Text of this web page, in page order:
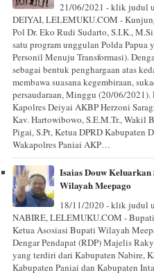
21/06/2021 - klik judul
DEIYAI, LELEMUKU.COM -
Pol Dr. Eko Rudi Sudarto, S.I.K.,
satu program unggulan Polda Papua
Personil Menuju Transformasi).
sebagai bentuk penghargaan atas
membawa suasana kegembiraan,
persaudaraan, Minggu (20/06/
Kapolres Deiyai AKBP Herzoni
Kav. Hartowibowo, S.E.M.Tr., Wakil
Pigai, S.Pt, Ketua DPRD Kabupaten
Wakapolres Paniai AKP…
Isaias Douw
Wilayah Meepago
18/11/2020 - klik judul
NABIRE, LELEMUKU.COM -
Ketua Asosiasi Bupati Wilayah
Dengar Pendapat (RDP) Majelis
yang terdiri dari Kabupaten Nabire,
Kabupaten Paniai dan Kabupaten